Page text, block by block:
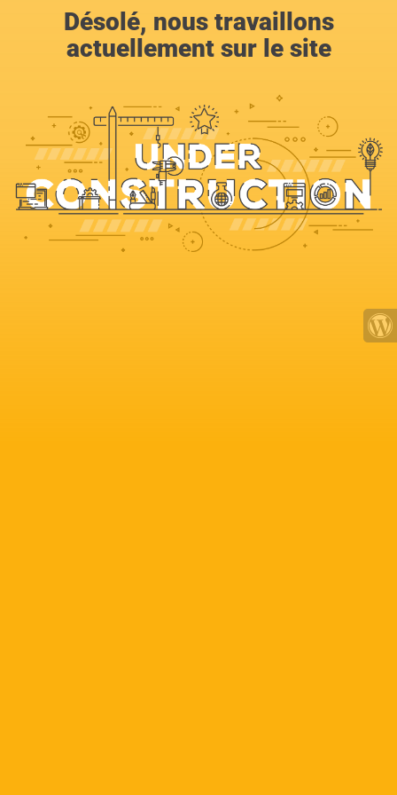
Désolé, nous travaillons
actuellement sur le site